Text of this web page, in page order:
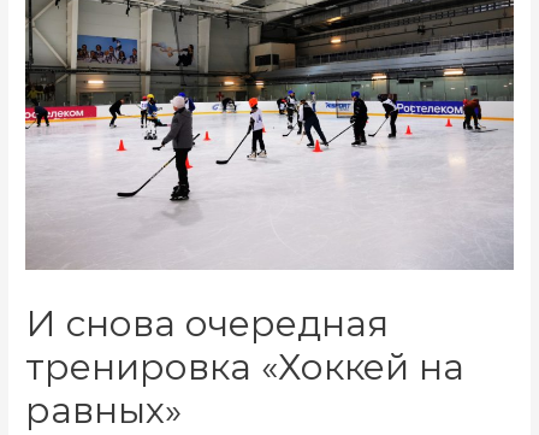
И снова очередная
тренировка «Хоккей на
равных»